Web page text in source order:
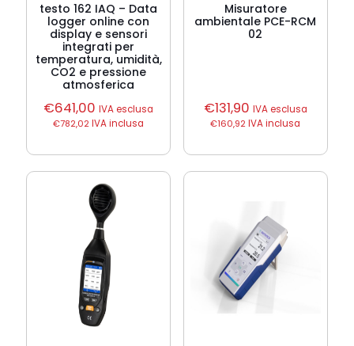
testo 162 IAQ – Data
logger online con
display e sensori
integrati per
temperatura, umidità,
CO2 e pressione
atmosferica
€641,00 IVA esclusa
€782,02IVA inclusa
Misuratore
ambientale PCE-RCM
02
€131,90 IVA esclusa
€160,92IVA inclusa